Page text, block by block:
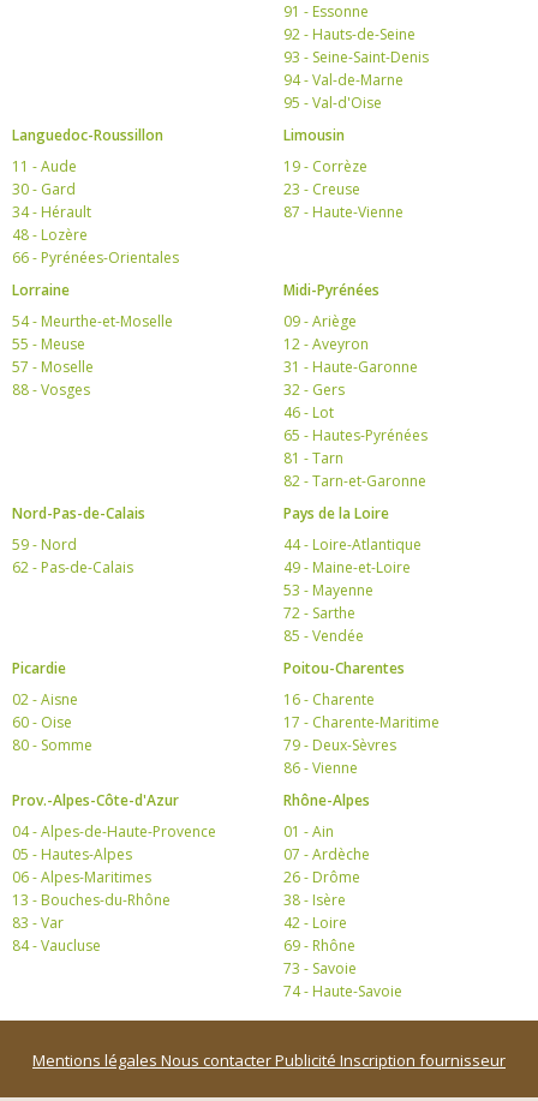
91 - Essonne
92 - Hauts-de-Seine
93 - Seine-Saint-Denis
94 - Val-de-Marne
95 - Val-d'Oise
Languedoc-Roussillon
11 - Aude
30 - Gard
34 - Hérault
48 - Lozère
66 - Pyrénées-Orientales
Limousin
19 - Corrèze
23 - Creuse
87 - Haute-Vienne
Lorraine
54 - Meurthe-et-Moselle
55 - Meuse
57 - Moselle
88 - Vosges
Midi-Pyrénées
09 - Ariège
12 - Aveyron
31 - Haute-Garonne
32 - Gers
46 - Lot
65 - Hautes-Pyrénées
81 - Tarn
82 - Tarn-et-Garonne
Nord-Pas-de-Calais
59 - Nord
62 - Pas-de-Calais
Pays de la Loire
44 - Loire-Atlantique
49 - Maine-et-Loire
53 - Mayenne
72 - Sarthe
85 - Vendée
Picardie
02 - Aisne
60 - Oise
80 - Somme
Poitou-Charentes
16 - Charente
17 - Charente-Maritime
79 - Deux-Sèvres
86 - Vienne
Prov.-Alpes-Côte-d'Azur
04 - Alpes-de-Haute-Provence
05 - Hautes-Alpes
06 - Alpes-Maritimes
13 - Bouches-du-Rhône
83 - Var
84 - Vaucluse
Rhône-Alpes
01 - Ain
07 - Ardèche
26 - Drôme
38 - Isère
42 - Loire
69 - Rhône
73 - Savoie
74 - Haute-Savoie
Mentions légales Nous contacterPublicité Inscription fournisseur